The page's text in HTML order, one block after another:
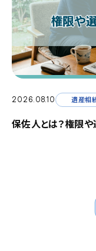
2026.08.10 債務整
借金返済がきつい
2026.08.10 遺産相
保佐人とは？権限
2026.08.10 遺産相
被保佐人とは？でき
2026.08.10 遺産相
税務署の相続税相
2026.08.10 遺産相
家督相続とは？現